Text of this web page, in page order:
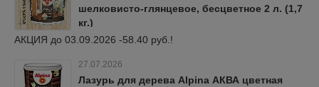
шелковисто-глянцевое, бесцветное 2 л. (1,7
кг.)
АКЦИЯ до 03.09.2026 -58.40 руб.!
27.07.2026
Лазурь для дерева Alpina АКВА цветная